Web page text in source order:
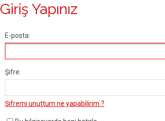
Giriş Yapınız
E-posta:
Şifre:
Şifremi unuttum ne yapabilirim ?